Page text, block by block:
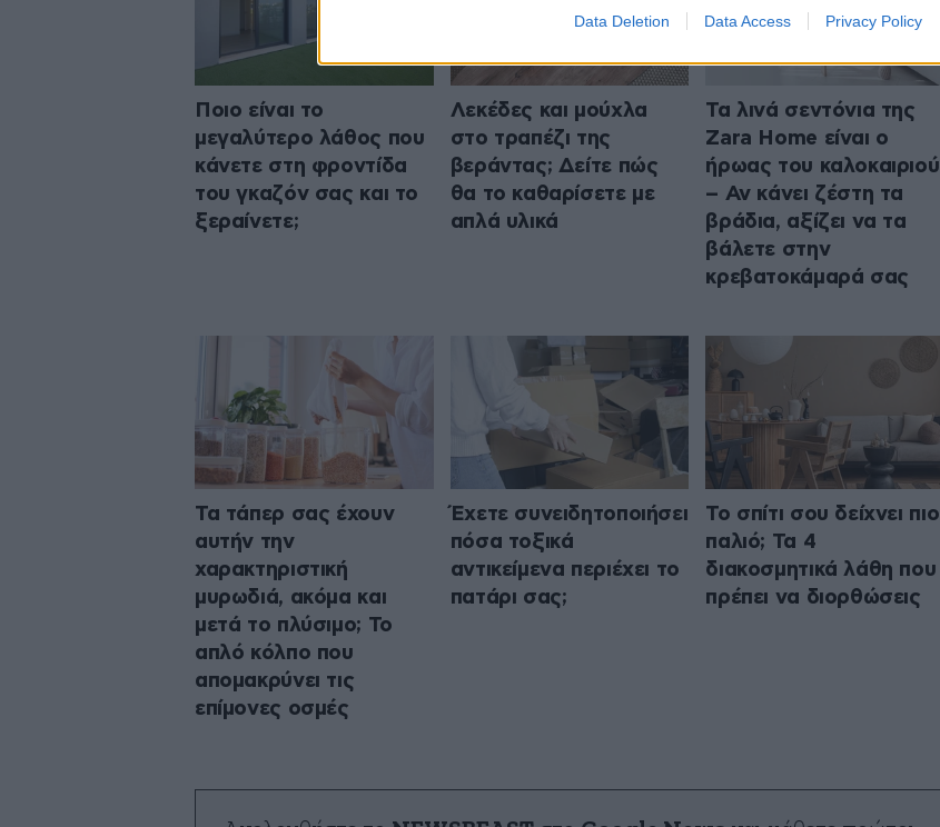
Data Deletion Data Access Privacy Policy
Ποιο είναι το
μεγαλύτερο λάθος που
κάνετε στη φροντίδα
του γκαζόν σας και το
ξεραίνετε;
Λεκέδες και μούχλα
στο τραπέζι της
βεράντας; Δείτε πώς
θα το καθαρίσετε με
απλά υλικά
Τα λινά σεντόνια της
Zara Home είναι ο
ήρωας του καλοκαιριού
– Αν κάνει ζέστη τα
βράδια, αξίζει να τα
βάλετε στην
κρεβατοκάμαρά σας
Τα τάπερ σας έχουν
αυτήν την
χαρακτηριστική
μυρωδιά, ακόμα και
μετά το πλύσιμο; Το
απλό κόλπο που
απομακρύνει τις
επίμονες οσμές
Έχετε συνειδητοποιήσει
πόσα τοξικά
αντικείμενα περιέχει το
πατάρι σας;
Το σπίτι σου δείχνει πιο
παλιό; Τα 4
διακοσμητικά λάθη που
πρέπει να διορθώσεις